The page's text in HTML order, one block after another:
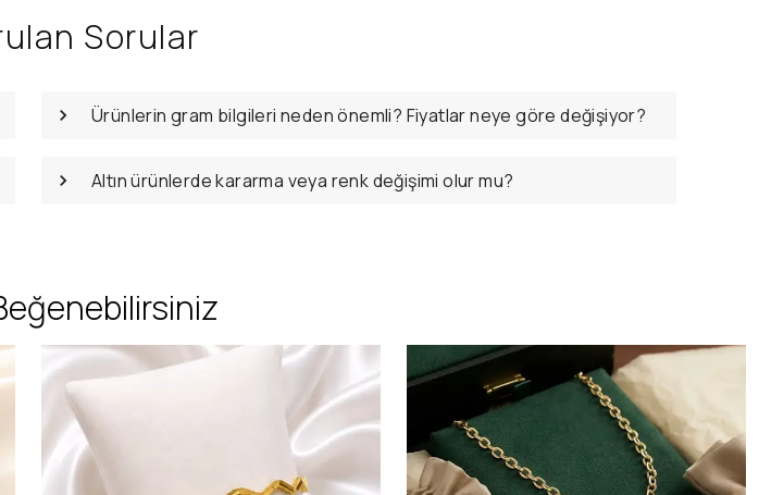
Sorular
Ürünlerin gram bilgileri neden önemli? Fiyatlar neye göre değişiyor?
Altın ürünlerde kararma veya renk değişimi olur mu?